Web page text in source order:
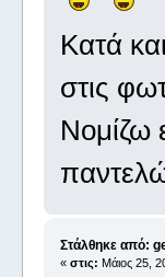
Κατά
στις
Νομίζω
Στάλθηκε από:
« στις: Μάιος 25,